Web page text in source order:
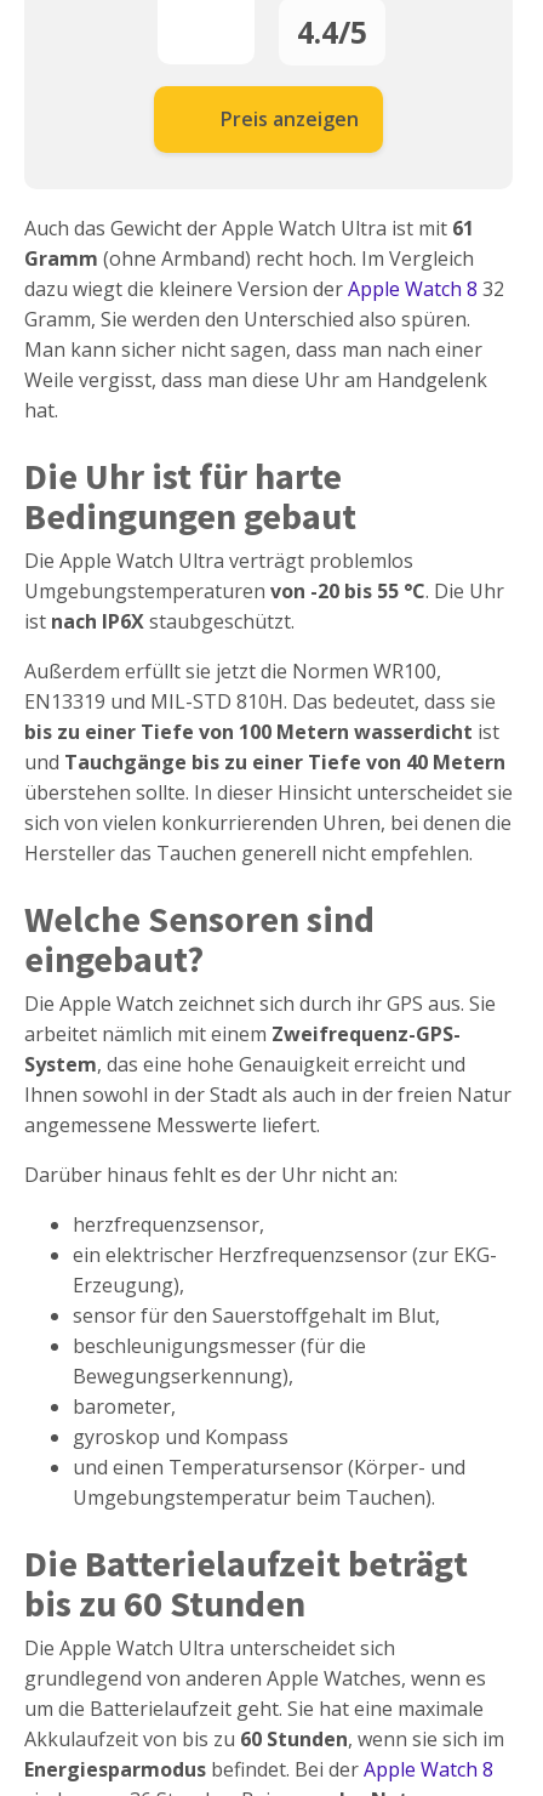
4.4/5
Preis anzeigen
Auch das Gewicht der Apple Watch Ultra ist mit 61
Gramm (ohne Armband) recht hoch. Im Vergleich
dazu wiegt die kleinere Version derApple Watch 8 32
Gramm, Sie werden den Unterschied also spüren.
Man kann sicher nicht sagen, dass man nach einer
Weile vergisst, dass man diese Uhr am Handgelenk
hat.
Die Uhr ist für harte
Bedingungen gebaut
Die Apple Watch Ultra verträgt problemlos
Umgebungstemperaturen von -20 bis 55 °C. Die Uhr
ist nach IP6Xstaubgeschützt.
Außerdem erfüllt sie jetzt die Normen WR100,
EN13319 und MIL-STD 810H. Das bedeutet, dass sie
bis zu einer Tiefe von 100 Metern wasserdicht ist
und Tauchgänge bis zu einer Tiefe von 40 Metern
überstehen sollte. In dieser Hinsicht unterscheidet sie
sich von vielen konkurrierenden Uhren, bei denen die
Hersteller das Tauchen generell nicht empfehlen.
Welche Sensoren sind
eingebaut?
Die Apple Watch zeichnet sich durch ihr GPS aus. Sie
arbeitet nämlich mit einem Zweifrequenz-GPS-
System, das eine hohe Genauigkeit erreicht und
Ihnen sowohl in der Stadt als auch in der freien Natur
angemessene Messwerte liefert.
Darüber hinaus fehlt es der Uhr nicht an:
herzfrequenzsensor,
ein elektrischer Herzfrequenzsensor (zur EKG-
Erzeugung),
sensor für den Sauerstoffgehalt im Blut,
beschleunigungsmesser (für die
Bewegungserkennung),
barometer,
gyroskop und Kompass
und einen Temperatursensor (Körper- und
Umgebungstemperatur beim Tauchen).
Die Batterielaufzeit beträgt
bis zu 60 Stunden
Die Apple Watch Ultra unterscheidet sich
grundlegend von anderen Apple Watches, wenn es
um die Batterielaufzeit geht. Sie hat eine maximale
Akkulaufzeit von bis zu 60 Stunden, wenn sie sich im
Energiesparmodus befindet. Bei derApple Watch 8